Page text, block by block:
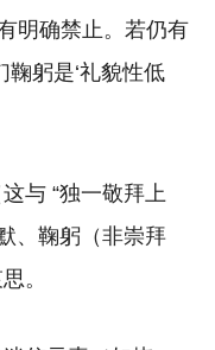
明确禁止。 若仍有
鞠躬是‘礼貌性低
与 “独一敬拜上
、鞠躬（非崇拜
。